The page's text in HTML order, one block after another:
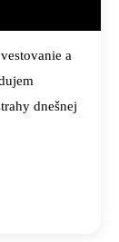
a
dnešnej